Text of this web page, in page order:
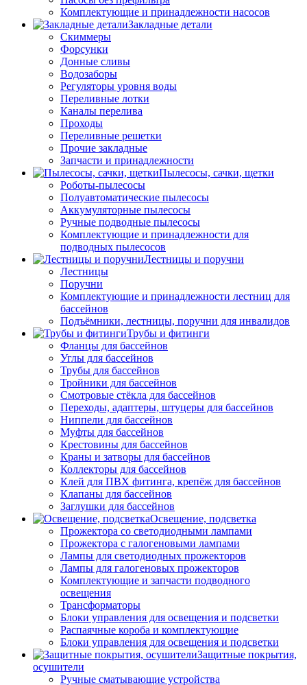
Комплектующие и принадлежности насосов
Закладные детали
Скиммеры
Форсунки
Донные сливы
Водозаборы
Регуляторы уровня воды
Переливные лотки
Каналы перелива
Проходы
Переливные решетки
Прочие закладные
Запчасти и принадлежности
Пылесосы, сачки, щетки
Роботы-пылесосы
Полуавтоматические пылесосы
Аккумуляторные пылесосы
Ручные подводные пылесосы
Комплектующие и принадлежности для
подводных пылесосов
Лестницы и поручни
Лестницы
Поручни
Комплектующие и принадлежности лестниц для
бассейнов
Подъёмники, лестницы, поручни для инвалидов
Трубы и фитинги
Фланцы для бассейнов
Углы для бассейнов
Трубы для бассейнов
Тройники для бассейнов
Смотровые стёкла для бассейнов
Переходы, адаптеры, штуцеры для бассейнов
Ниппели для бассейнов
Муфты для бассейнов
Крестовины для бассейнов
Краны и затворы для бассейнов
Коллекторы для бассейнов
Клей для ПВХ фитинга, крепёж для бассейнов
Клапаны для бассейнов
Заглушки для бассейнов
Освещение, подсветка
Прожектора со светодиодными лампами
Прожектора с галогеновыми лампами
Лампы для светодиодных прожекторов
Лампы для галогеновых прожекторов
Комплектующие и запчасти подводного
освещения
Трансформаторы
Блоки управления для освещения и подсветки
Распаячные короба и комплектующие
Блоки управления для освещения и подсветки
Защитные покрытия,
осушители
Ручные сматывающие устройства